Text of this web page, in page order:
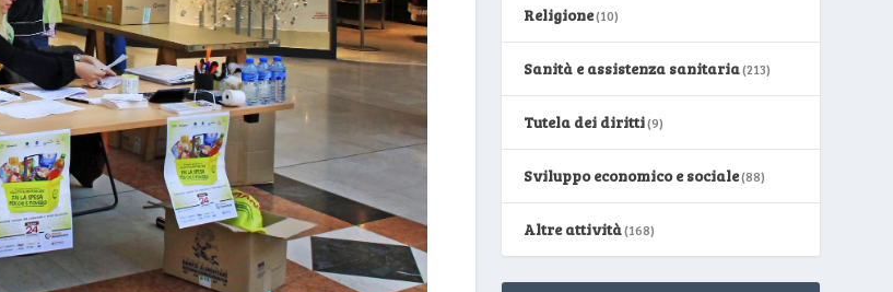
Religione(10)
Sanità e assistenza sanitaria(213)
Tutela dei diritti(9)
Sviluppo economico e sociale(88)
Altre attività(168)